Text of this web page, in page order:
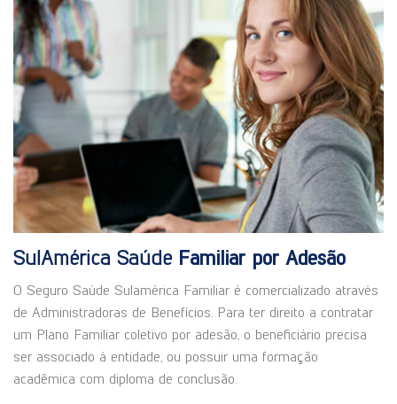
SulAmérica Saúde Familiar por Adesão
O Seguro Saúde Sulamérica Familiar é comercializado através
de Administradoras de Benefícios. Para ter direito a contratar
um Plano Familiar coletivo por adesão, o beneficiário precisa
ser associado à entidade, ou possuir uma formação
acadêmica com diploma de conclusão.